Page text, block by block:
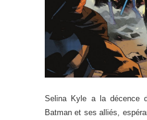
Selina Kyle a la décence
Batman et ses alliés,